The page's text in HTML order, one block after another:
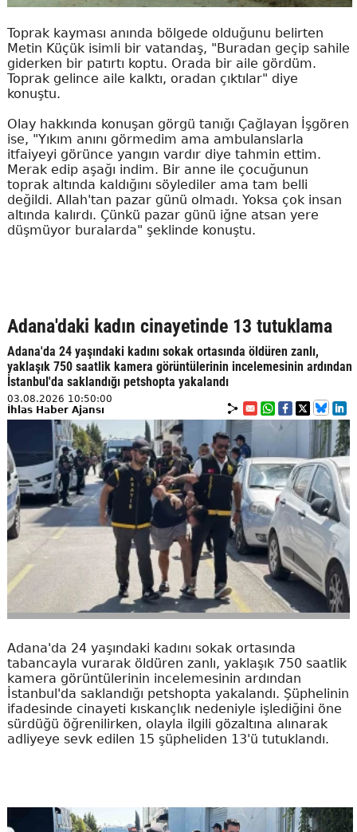
Toprak kayması anında bölgede olduğunu belirten
Metin Küçük isimli bir vatandaş, "Buradan geçip sahile
giderken bir patırtı koptu. Orada bir aile gördüm.
Toprak gelince aile kalktı, oradan çıktılar" diye
konuştu.
Olay hakkında konuşan görgü tanığı Çağlayan İşgören
ise, "Yıkım anını görmedim ama ambulanslarla
itfaiyeyi görünce yangın vardır diye tahmin ettim.
Merak edip aşağı indim. Bir anne ile çocuğunun
toprak altında kaldığını söylediler ama tam belli
değildi. Allah'tan pazar günü olmadı. Yoksa çok insan
altında kalırdı. Çünkü pazar günü iğne atsan yere
düşmüyor buralarda" şeklinde konuştu.
Adana'daki kadın cinayetinde 13 tutuklama
Adana'da 24 yaşındaki kadını sokak ortasında öldüren zanlı,
yaklaşık 750 saatlik kamera görüntülerinin incelemesinin ardından
İstanbul'da saklandığı petshopta yakalandı
03.08.2026 10:50:00
İhlas Haber Ajansı
Adana'da 24 yaşındaki kadını sokak ortasında
tabancayla vurarak öldüren zanlı, yaklaşık 750 saatlik
kamera görüntülerinin incelemesinin ardından
İstanbul'da saklandığı petshopta yakalandı. Şüphelinin
ifadesinde cinayeti kıskançlık nedeniyle işlediğini öne
sürdüğü öğrenilirken, olayla ilgili gözaltına alınarak
adliyeye sevk edilen 15 şüpheliden 13'ü tutuklandı.